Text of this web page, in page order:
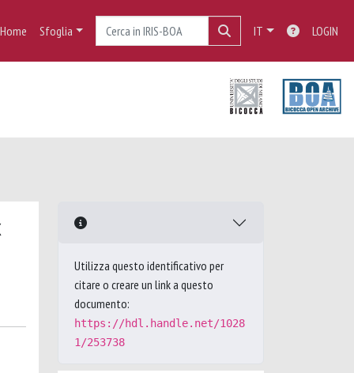
Home Sfoglia IT LOGIN
Utilizza questo identificativo per
citare o creare un link a questo
documento:
https://hdl.handle.net/1028
1/253738